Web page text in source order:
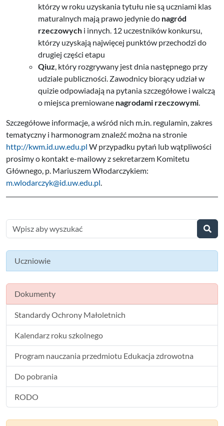
którzy w roku uzyskania tytułu nie są uczniami klas
maturalnych mają prawo jedynie do nagród
rzeczowych i innych. 12 uczestników konkursu,
którzy uzyskają najwięcej punktów przechodzi do
drugiej części etapu
Qiuz, który rozgrywany jest dnia następnego przy
udziale publiczności. Zawodnicy biorący udział w
quizie odpowiadają na pytania szczegółowe i walczą
o miejsca premiowane nagrodami rzeczowymi.
Szczegółowe informacje, a wśród nich m.in. regulamin, zakres
tematyczny i harmonogram znaleźć można na stronie
http://kwm.id.uw.edu.pl W przypadku pytań lub wątpliwości
prosimy o kontakt e-mailowy z sekretarzem Komitetu
Głównego, p. Mariuszem Włodarczykiem:
m.wlodarczyk@id.uw.edu.pl.
Uczniowie
Dokumenty
Standardy Ochrony Małoletnich
Kalendarz roku szkolnego
Program nauczania przedmiotu Edukacja zdrowotna
Do pobrania
RODO